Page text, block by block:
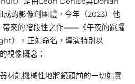
的影像創團體。今年（2023）他
帶來的階段性之作——《午夜的跳躍
），正如命名，導演特別以
視像概念：
材能機械性地將鏡頭前的一切如實